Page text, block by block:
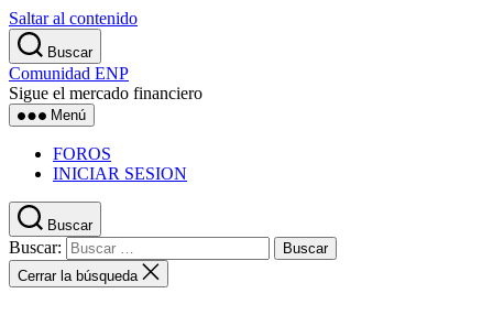
Saltar al contenido
Buscar
Comunidad ENP
Sigue el mercado financiero
Menú
FOROS
INICIAR SESION
Buscar
Buscar:
Cerrar la búsqueda